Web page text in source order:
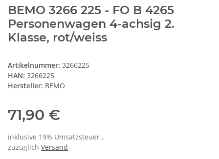
BEMO 3266 225 - FO B 4265
Personenwagen 4-achsig 2.
Klasse, rot/weiss
Artikelnummer: 3266225
HAN: 3266225
Hersteller: BEMO
71,90 €
inklusive 19% Umsatzsteuer ,
zuzüglich Versand